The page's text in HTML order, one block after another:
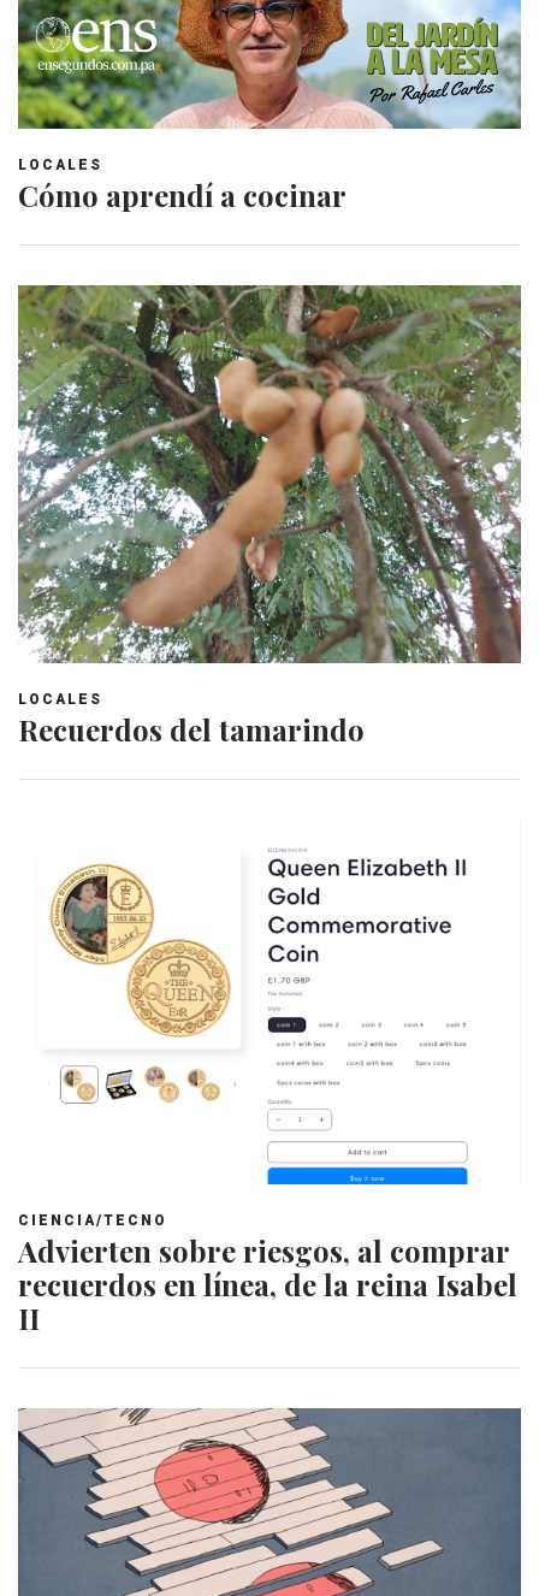
LOCALES
Cómo aprendí a cocinar
LOCALES
Recuerdos del tamarindo
CIENCIA/TECNO
Advierten sobre riesgos, al comprar
recuerdos en línea, de la reina Isabel
II